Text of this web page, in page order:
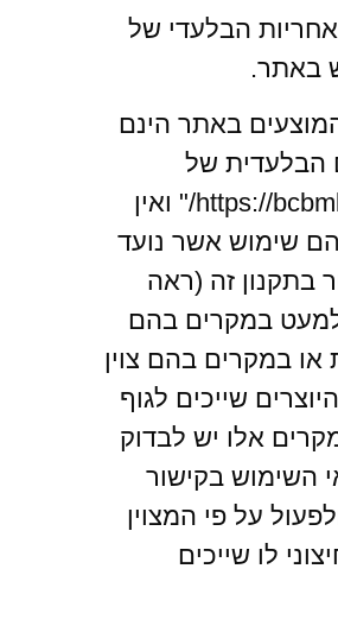
הבלעדי של
באתר.
באתר הינם
הבלעדית של
"https://bcbmlaw.co.il/" ואין
שימוש אשר נועד
בתקנון זה (ראה
3) למעט במקרים בהם
או במקרים בהם צוין
היוצרים שייכים לגוף
אלו יש לבדוק
השימוש בקישור
על פי המצוין
לו שייכים